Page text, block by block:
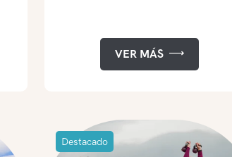
VER MÁS
Destacado